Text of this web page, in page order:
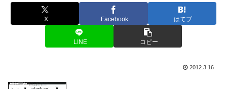
X Facebook はてブ
LINE コピー
2012.3.16